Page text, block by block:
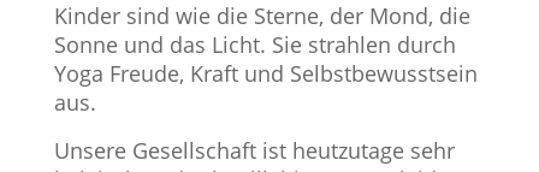
Kinder sind wie die Sterne, der Mond, die
Sonne und das Licht. Sie strahlen durch
Yoga Freude, Kraft und Selbstbewusstsein
aus.
Unsere Gesellschaft ist heutzutage sehr